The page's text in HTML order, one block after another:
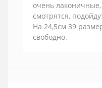
очень
смотрятся,
На 24,5см 39
свободно.